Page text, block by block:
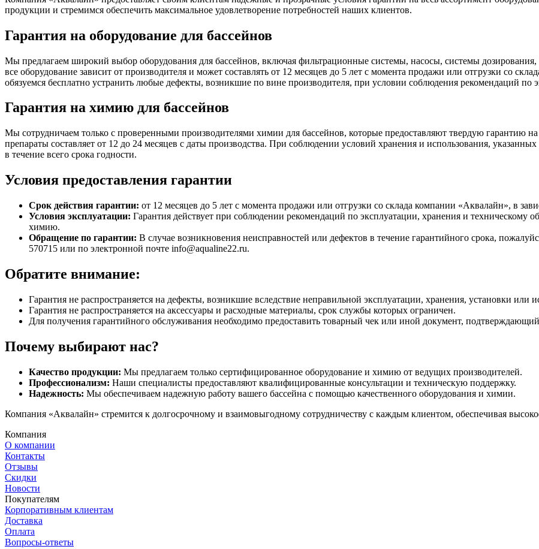
продукции и стремимся обеспечить максимальное удовлетворение потребностей наших клиентов.
Гарантия на оборудование для бассейнов
Мы предлагаем широкий выбор оборудования для бассейнов, включая фильтрационные системы, насосы, системы
все оборудование зависит от производителя и может составлять от 12 месяцев до 5 лет с момента продажи или отгрузки со
обязуемся бесплатно устранить любые дефекты, возникшие по вине производителя, при условии соблюдения рекомендаций по
Гарантия на химию для бассейнов
Мы сотрудничаем только с проверенными производителями химии для бассейнов, которые предоставляют твердую гарантию
препараты составляет от 12 до 24 месяцев с даты производства. При соблюдении условий хранения и использования,
в течение всего срока годности.
Условия предоставления гарантии
Срок действия гарантии: от 12 месяцев до 5 лет с момента продажи или отгрузки со склада компании «Аквалайн», в
Условия эксплуатации: Гарантия действует при соблюдении рекомендаций по эксплуатации, хранения и
химию.
Обращение по гарантии: В случае возникновения неисправностей или дефектов в течение гарантийного срока,
570715 или по электронной почте info@aqualine22.ru.
Обратите внимание:
Гарантия не распространяется на дефекты, возникшие вследствие неправильной эксплуатации, хранения, установки или
Гарантия не распространяется на аксессуары и расходные материалы, срок службы которых ограничен.
Для получения гарантийного обслуживания необходимо предоставить товарный чек или иной документ,
Почему выбирают нас?
Качество продукции: Мы предлагаем только сертифицированное оборудование и химию от ведущих производителей.
Профессионализм: Наши специалисты предоставляют квалифицированные консультации и техническую поддержку.
Надежность: Мы обеспечиваем надежную работу вашего бассейна с помощью качественного оборудования и химии.
Компания «Аквалайн» стремится к долгосрочному и взаимовыгодному сотрудничеству с каждым клиентом, обеспечивая
Компания
О компании
Контакты
Отзывы
Скидки
Новости
Покупателям
Корпоративным клиентам
Доставка
Оплата
Вопросы-ответы